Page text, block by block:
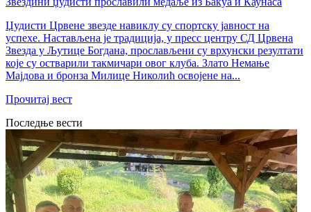
Џудисти Црвене звезде навиклу су спортску јавност на
успехе. Настављена је традиција, у пресс центру СД Црвена
Звезда у Љутице Богдана, прослављени су врхунски резултати
које су остварили такмичари овог клуба. Злато Немање
Мајдова и бронза Милице Николић освојене на...
Прочитај вест
Последње вести